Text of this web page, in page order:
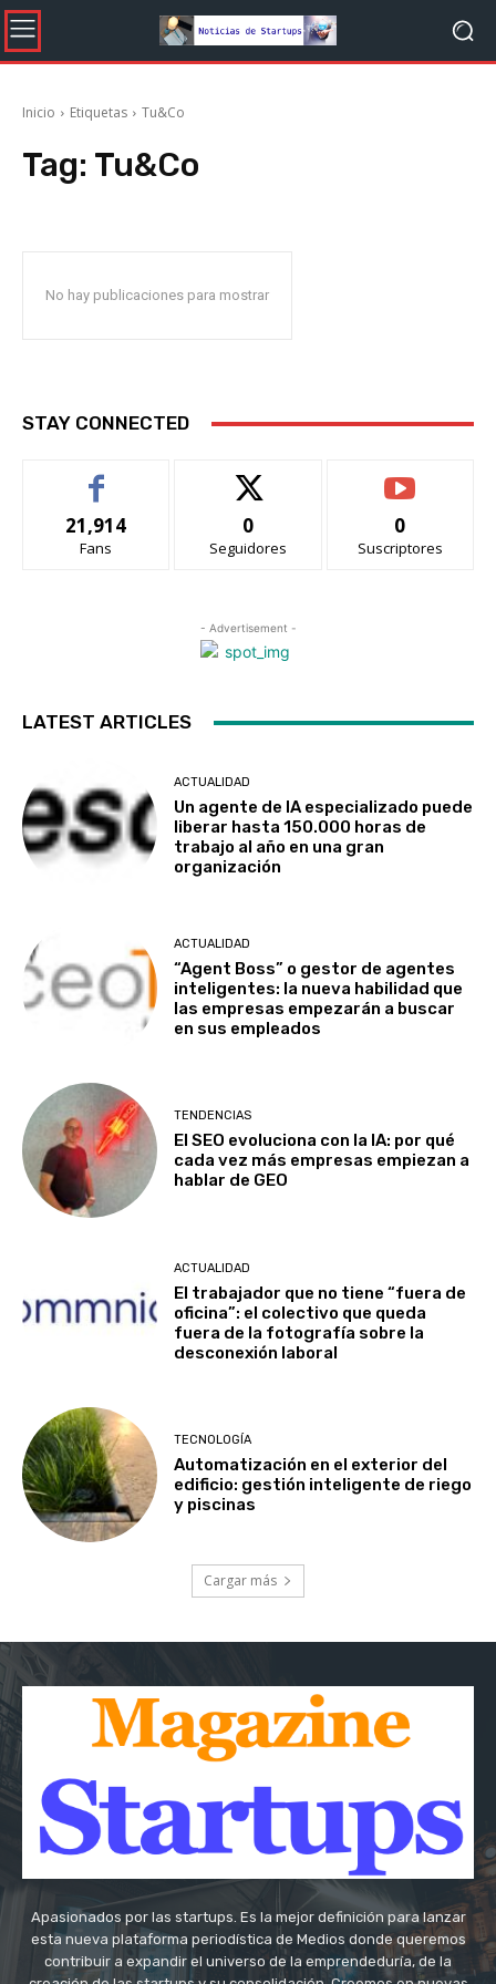
Inicio Etiquetas Tu&Co
Tag: Tu&Co
No hay publicaciones para mostrar
STAY CONNECTED
21,914
Fans
0
Seguidores
0
Suscriptores
- Advertisement -
LATEST ARTICLES
ACTUALIDAD
Un agente de IA especializado puede
liberar hasta 150.000 horas de
trabajo al año en una gran
organización
ACTUALIDAD
“Agent Boss” o gestor de agentes
inteligentes: la nueva habilidad que
las empresas empezarán a buscar
en sus empleados
TENDENCIAS
El SEO evoluciona con la IA: por qué
cada vez más empresas empiezan a
hablar de GEO
ACTUALIDAD
El trabajador que no tiene “fuera de
oficina”: el colectivo que queda
fuera de la fotografía sobre la
desconexión laboral
TECNOLOGÍA
Automatización en el exterior del
edificio: gestión inteligente de riego
y piscinas
Cargar más
Apasionados por las startups. Es la mejor definición para lanzar
esta nueva plataforma periodística de Medios donde queremos
contribuir a expandir el universo de la emprendeduría, de la